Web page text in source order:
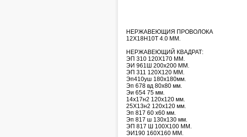
НЕРЖАВЕЮЩИЯ ПРОВОЛОКА
12Х18Н10Т 4.0 ММ.
НЕРЖАВЕЮЩИЙ КВАДРАТ:
ЭП 310 120Х170 ММ.
ЭИ 961Ш 200х200 ММ.
ЭП 311 120Х120 ММ.
Эп410уш 180х180мм.
Эп 678 вд 80х80 мм.
Эи 654 75 мм.
14х17н2 120х120 мм.
25Х13н2 120х120 мм.
Эп 817 60 х60 мм.
Эп 817 ш 130х130 мм.
ЭП 817 Ш 100Х100 ММ.
ЭИ190 160Х160 ММ.